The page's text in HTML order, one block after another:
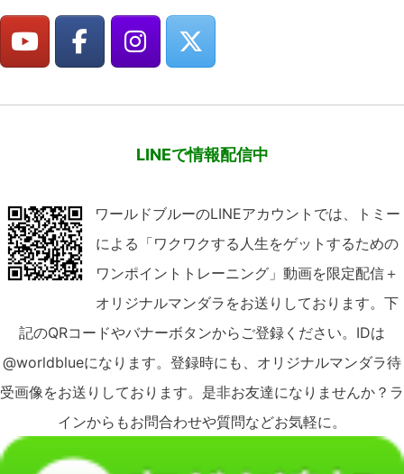
LINEで情報配信中
ワールドブルーのLINEアカウントでは、トミー
による「ワクワクする人生をゲットするための
ワンポイントトレーニング」動画を限定配信＋
オリジナルマンダラをお送りしております。下
記のQRコードやバナーボタンからご登録ください。IDは
@worldblueになります。登録時にも、オリジナルマンダラ待
受画像をお送りしております。是非お友達になりませんか？ラ
インからもお問合わせや質問などお気軽に。